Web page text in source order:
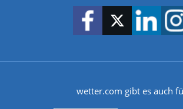
wetter.com gibt es auch